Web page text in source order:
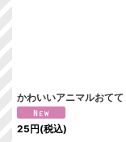
かわいいアニマルおてて
25円(税込)